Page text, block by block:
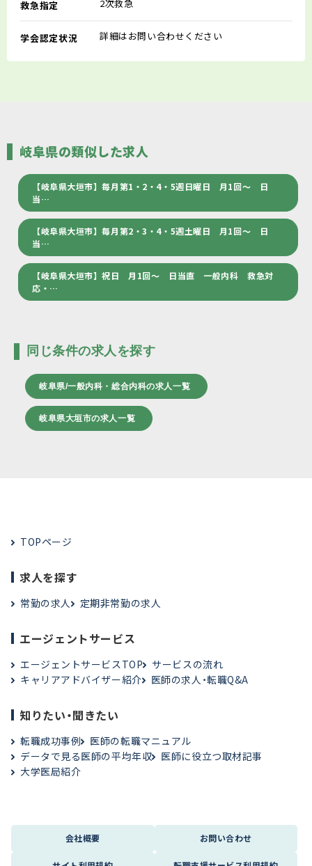
救急指定 2次救急
学会認定状況 詳細はお問い合わせください
岐阜県の類似した求人
【岐阜県大垣市】毎月第1・2・4・5週日曜日 月1回～ 日
当…
【岐阜県大垣市】毎月第2・3・4・5週土曜日 月1回～ 日
当…
【岐阜県大垣市】祝日 月1回～ 日当直 一般内科 救急対
応・…
同じ条件の求人を探す
岐阜県/一般内科・総合内科の求人一覧
岐阜県大垣市の求人一覧
TOPページ
求人を探す
常勤の求人 定期非常勤の求人
エージェントサービス
エージェントサービスTOP
サービスの流れ
キャリアアドバイザー紹介
医師の求人・転職Q&A
知りたい・聞きたい
転職成功事例
医師の転職マニュアル
データで見る医師の平均年収
医師に役立つ取材記事
大学医局紹介
会社概要 お問い合わせ